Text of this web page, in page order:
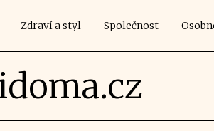
Zdraví a styl Společnost